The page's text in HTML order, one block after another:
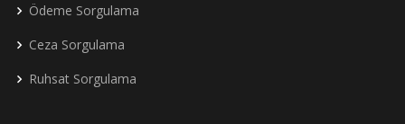
Ödeme Sorgulama
Ceza Sorgulama
Ruhsat Sorgulama